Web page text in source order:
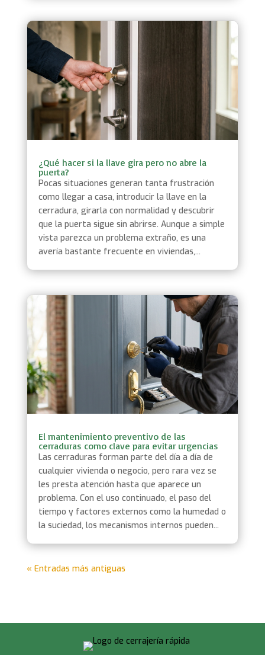
¿Qué hacer si la llave gira pero no abre la
puerta?
Pocas situaciones generan tanta frustración
como llegar a casa, introducir la llave en la
cerradura, girarla con normalidad y descubrir
que la puerta sigue sin abrirse. Aunque a simple
vista parezca un problema extraño, es una
avería bastante frecuente en viviendas,...
El mantenimiento preventivo de las
cerraduras como clave para evitar urgencias
Las cerraduras forman parte del día a día de
cualquier vivienda o negocio, pero rara vez se
les presta atención hasta que aparece un
problema. Con el uso continuado, el paso del
tiempo y factores externos como la humedad o
la suciedad, los mecanismos internos pueden...
« Entradas más antiguas